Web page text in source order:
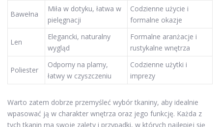
Bawełna
Miła w dotyku, łatwa w
pielęgnacji
Codzienne użycie i
formalne okazje
Len
Elegancki, naturalny
wygląd
Formalne aranżacje i
rustykalne wnętrza
Poliester
Odporny na plamy,
łatwy w czyszczeniu
Codzienne użytki i
imprezy
Warto zatem dobrze przemyśleć wybór tkaniny, aby idealnie
wpasować ją w charakter wnętrza oraz jego funkcję. Każda z
tych tkanin ma swoje zalety i przypadki, w których najlepiej się